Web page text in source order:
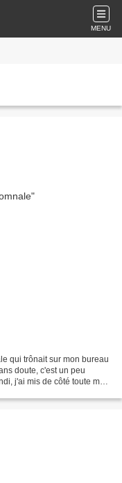
MENU
qui trônait sur mon bureau
doute, c'est un peu
j'ai mis de côté toute mon